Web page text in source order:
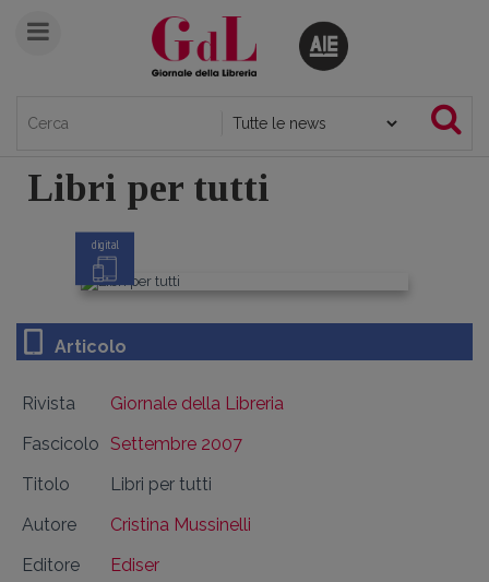
Libri per tutti
digital
Articolo
Rivista
Giornale della Libreria
Fascicolo Settembre 2007
Titolo
Libri per tutti
Autore
Cristina Mussinelli
Editore
Ediser